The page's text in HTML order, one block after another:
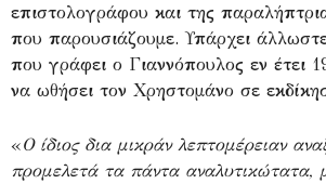
επιστολογράφου και της
που παρουσιάζουμε. Υπάρχει
που γράφει ο Γιαννόπουλος εν έτει
να ωθήσει τον Χρηστομάνο σε
«Ο ίδιος δια μικράν λεπτομέρειαν
προμελετά τα πάντα αναλυτικώτατα,